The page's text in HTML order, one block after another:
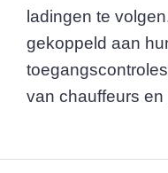
ladingen te
gekoppeld aan
van chauffeurs